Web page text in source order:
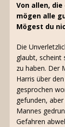
Von allen,
mögen alle
Mögest du
Die
glaubt, scheint
zu haben. Der
Harris über
gesprochen
gefunden,
Mannes
Gefahren